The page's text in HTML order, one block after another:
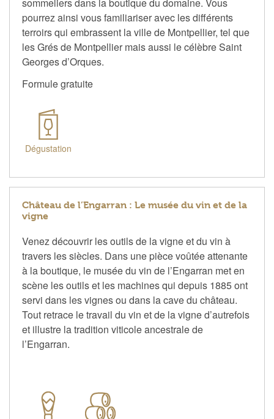
sommeliers dans la boutique du domaine. Vous
pourrez ainsi vous familiariser avec les différents
terroirs qui embrassent la ville de Montpellier, tel que
les Grés de Montpellier mais aussi le célèbre Saint
Georges d’Orques.
Formule gratuite
Dégustation
Château de l’Engarran : Le musée du vin et de la
vigne
Venez découvrir les outils de la vigne et du vin à
travers les siècles. Dans une pièce voûtée attenante
à la boutique, le musée du vin de l’Engarran met en
scène les outils et les machines qui depuis 1885 ont
servi dans les vignes ou dans la cave du château.
Tout retrace le travail du vin et de la vigne d’autrefois
et illustre la tradition viticole ancestrale de
l’Engarran.